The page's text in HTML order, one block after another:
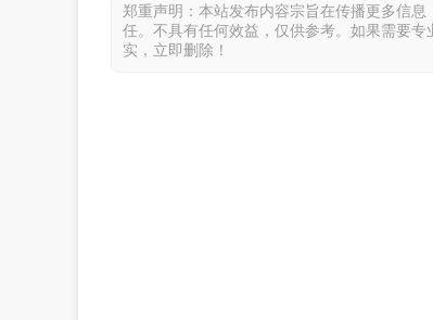
郑重声明：本站发布内容宗旨在传播更多信
任。不具有任何效益，仅供参考。如果需要
实，立即删除！